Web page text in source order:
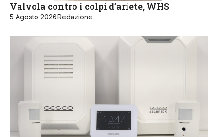
Valvola contro i colpi d’ariete, WHS
5 Agosto 2026Redazione